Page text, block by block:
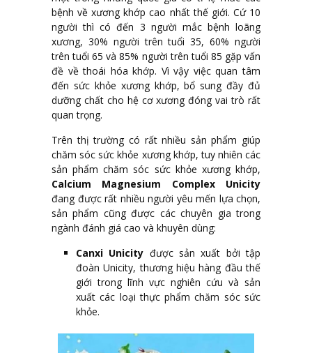
bệnh về xương khớp cao nhất thế giới. Cứ 10
người thì có đến 3 người mắc bệnh loãng
xương, 30% người trên tuổi 35, 60% người
trên tuổi 65 và 85% người trên tuổi 85 gặp vấn
đề về thoái hóa khớp. Vì vậy việc quan tâm
đến sức khỏe xương khớp, bổ sung đầy đủ
dưỡng chất cho hệ cơ xương đóng vai trò rất
quan trọng.
Trên thị trường có rất nhiều sản phẩm giúp
chăm sóc sức khỏe xương khớp, tuy nhiên các
sản phẩm chăm sóc sức khỏe xương khớp,
Calcium Magnesium Complex Unicity
đang được rất nhiều người yêu mến lựa chọn,
sản phẩm cũng được các chuyên gia trong
ngành đánh giá cao và khuyên dùng:
Canxi Unicity được sản xuất bởi tập
đoàn Unicity, thương hiệu hàng đầu thế
giới trong lĩnh vực nghiên cứu và sản
xuất các loại thực phẩm chăm sóc sức
khỏe.